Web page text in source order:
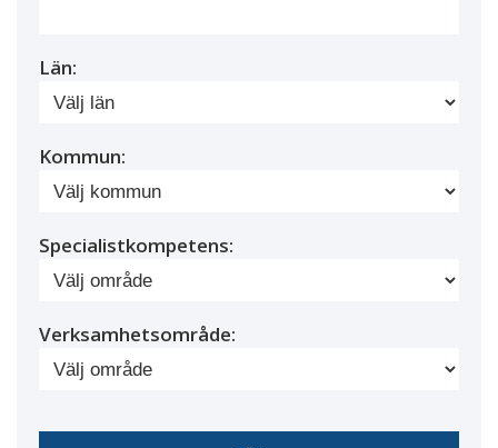
Län:
Kommun:
Specialistkompetens:
Verksamhetsområde: